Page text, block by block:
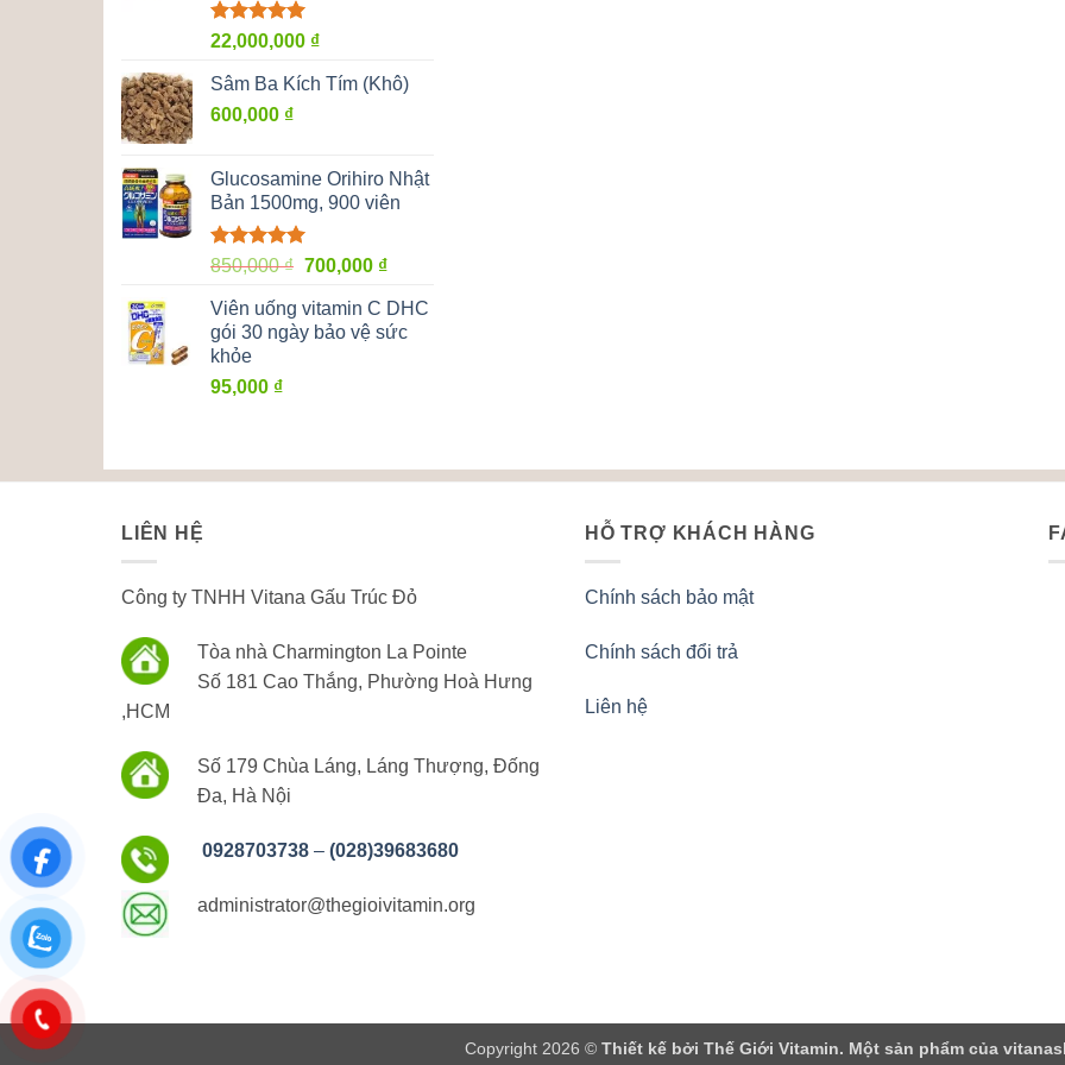
Được xếp
5 sao
22,000,000 ₫
Sâm Ba Kích Tím (Khô)
600,000 ₫
Glucosamine Orihiro Nhật
Bản 1500mg, 900 viên
Được xếp
5 sao
850,000₫ Giá
là:
850,000 ₫.
700,000 ₫Giá
tại
là:
Viên uống vitamin C DHC
gói 30 ngày bảo vệ sức
khỏe
95,000 ₫
LIÊN HỆ
Công ty TNHH Vitana Gấu Trúc Đỏ
Tòa nhà Charmington La Pointe
Số 181 Cao Thắng, Phường Hoà Hưng
,HCM
Số 179 Chùa Láng, Láng Thượng, Đống
Đa, Hà Nội
0928703738 – (028)39683680
administrator@thegioivitamin.org
HỖ TRỢ KHÁCH HÀNG
Chính sách bảo mật
Chính sách đổi trả
Liên hệ
Copyright 2026 © Thiết kế bởi Thế Giới Vitamin. Một sản phẩm của